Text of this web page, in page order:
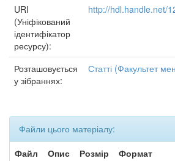
URI
(Уніфікований
ідентифікатор
ресурсу):
http://hdl.handle.net/
Розташовується
у зібраннях:
Статті (Факультет
Файли цього матеріалу:
Файл
Опис Розмір
Формат